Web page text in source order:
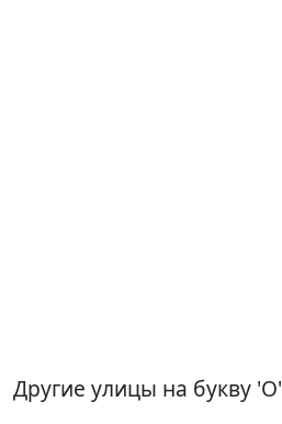
Другие улицы на букву 'О'